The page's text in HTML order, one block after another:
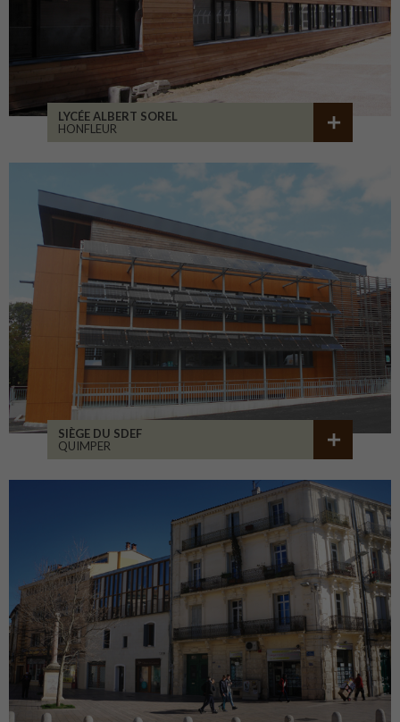
LYCÉE ALBERT SOREL
HONFLEUR
SIÈGE DU SDEF
QUIMPER